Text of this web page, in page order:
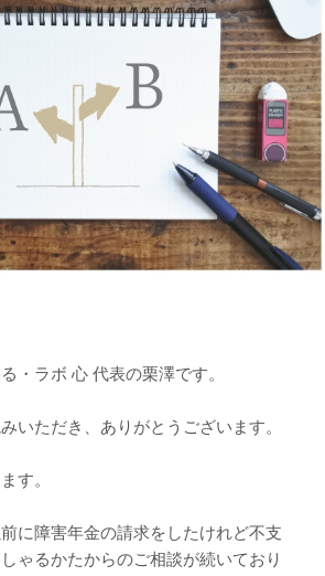
・ラボ 心 代表の栗澤です。
いただき、ありがとうございます。
す。
に障害年金の請求をしたけれど不支
ゃるかたからのご相談が続いており